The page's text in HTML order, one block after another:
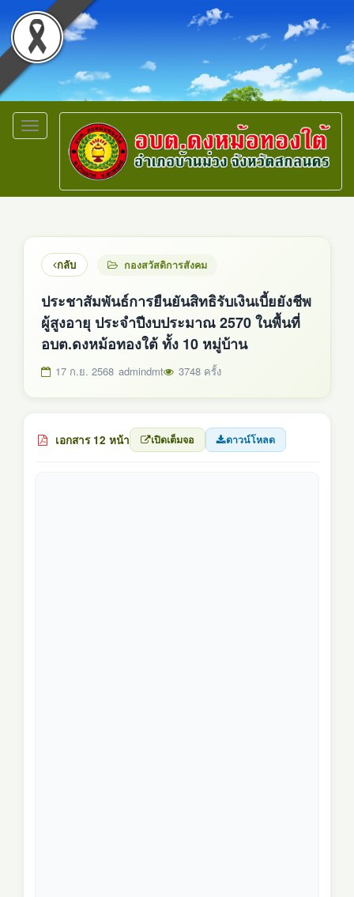
Toggle
navigation
กลับ กองสวัสดิการสังคม
ประชาสัมพันธ์การยืนยันสิทธิรับเงินเบี้ยยังชีพ
ผู้สูงอายุ ประจำปีงบประมาณ 2570 ในพื้นที่
อบต.ดงหม้อทองใต้ ทั้ง 10 หมู่บ้าน
17 ก.ย. 2568 admindmt 3748 ครั้ง
เอกสาร 12 หน้า เปิดเต็มจอ ดาวน์โหลด